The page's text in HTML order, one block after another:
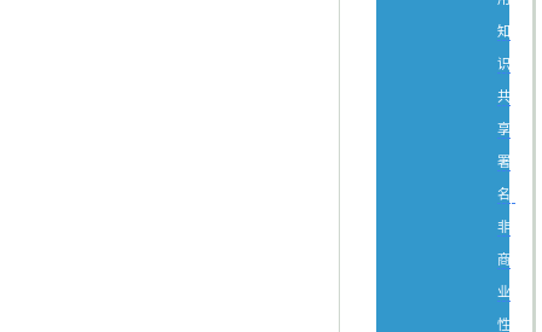
知
识
共
享
署
名-
非
商
业
性